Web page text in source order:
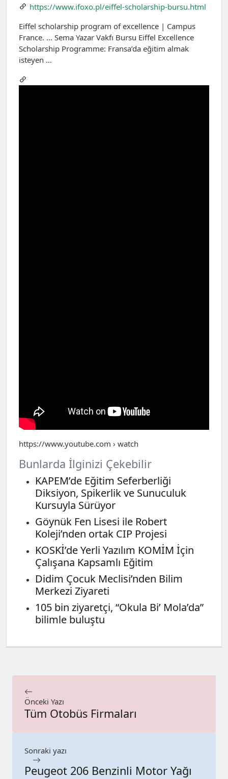
https://www.ifoxo.pl/eiffel-scholarship-bursu.html
Eiffel scholarship program of excellence | Campus
France. … Sema Yazar Vakfı Bursu Eiffel Excellence
Scholarship Programme: Fransa’da eğitim almak
isteyen …
https://www.youtube.com › watch
Bunlarda İlginizi Çekebilir
KAPEM’de Eğitim Seferberliği
Diksiyon, Spikerlik ve Sunuculuk
Kursuyla Sürüyor
Göynük Fen Lisesi ile Robert
Koleji’nden ortak CIP Projesi
KOSKİ’de Yerli Yazılım KOMİM İçin
Çalışana Kapsamlı Eğitim
Didim Çocuk Meclisi’nden Bilim
Merkezi Ziyareti
105 bin ziyaretçi, “Okula Bi’ Mola’da”
bilimle buluştu
Önceki Yazı
Tüm Otobüs Firmaları
Sonraki yazı
Peugeot 206 Benzinli Motor Yağı